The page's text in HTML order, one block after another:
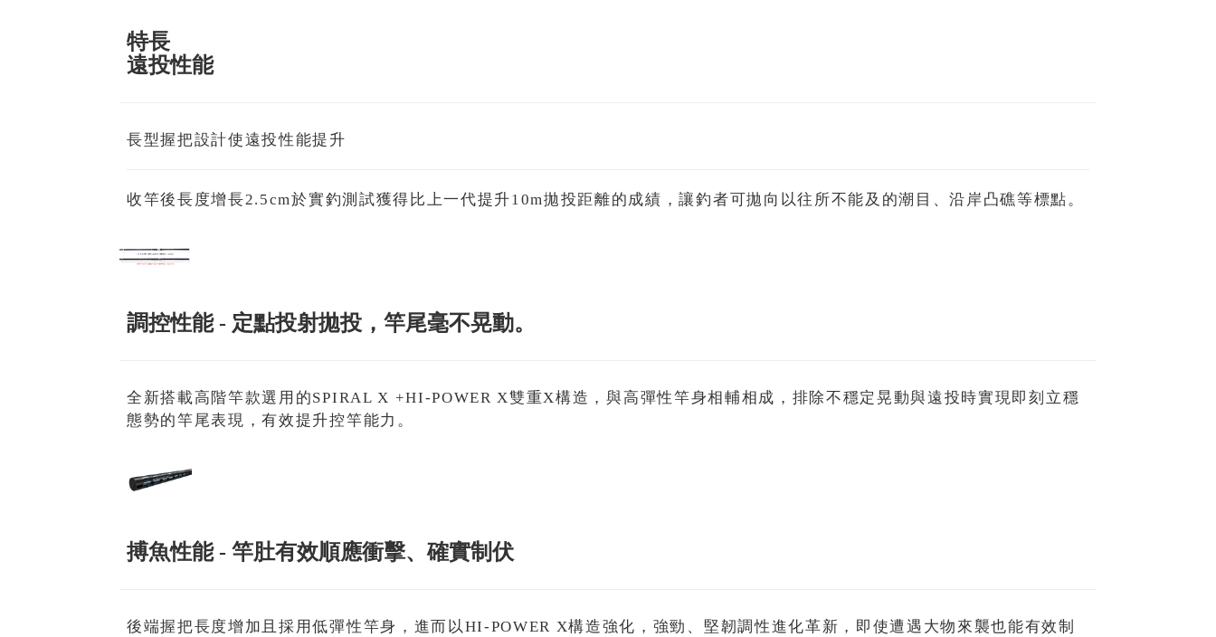
特長
遠投性能
長型握把設計使遠投性能提升
收竿後長度增長2.5cm於實釣測試獲得比上一代提升10m拋投距離的成績，讓釣者可拋向以往所不能及的潮目、沿岸凸礁等標點。
調控性能 - 定點投射拋投，竿尾毫不晃動。
全新搭載高階竿款選用的SPIRAL X +HI-POWER X雙重X構造，與高彈性竿身相輔相成，排除不穩定晃動與遠投時實現即刻立穩
態勢的竿尾表現，有效提升控竿能力。
搏魚性能 - 竿肚有效順應衝擊、確實制伏
後端握把長度增加且採用低彈性竿身，進而以HI-POWER X構造強化，強勁、堅韌調性進化革新，即使遭遇大物來襲也能有效制